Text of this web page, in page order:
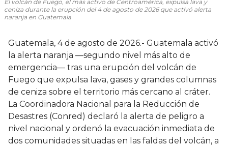
El volcán de Fuego, el más activo de Centroamérica, expulsa lava y
ceniza durante la erupción del 4 de agosto de 2026 que activó alerta
naranja en Guatemala
Guatemala, 4 de agosto de 2026.- Guatemala activó
la alerta naranja —segundo nivel más alto de
emergencia— tras una erupción del volcán de
Fuego que expulsa lava, gases y grandes columnas
de ceniza sobre el territorio más cercano al cráter.
La Coordinadora Nacional para la Reducción de
Desastres (Conred) declaró la alerta de peligro a
nivel nacional y ordenó la evacuación inmediata de
dos comunidades situadas en las faldas del volcán, a